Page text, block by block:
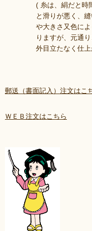
( 糸は、絹だと時
と滑りが悪く、
や大きさ又色に
りますが、元通
外目立たなく仕上
郵送（書面記入）注文はこ
ＷＥＢ注文はこちら